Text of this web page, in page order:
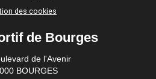
des cookies
de Bourges
de l'Avenir
BOURGES